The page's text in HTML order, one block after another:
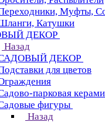
Муфты,
Катушки
ДЕКОР
Назад
ДЕКОР
для цветов
парковая
фигуры
Назад